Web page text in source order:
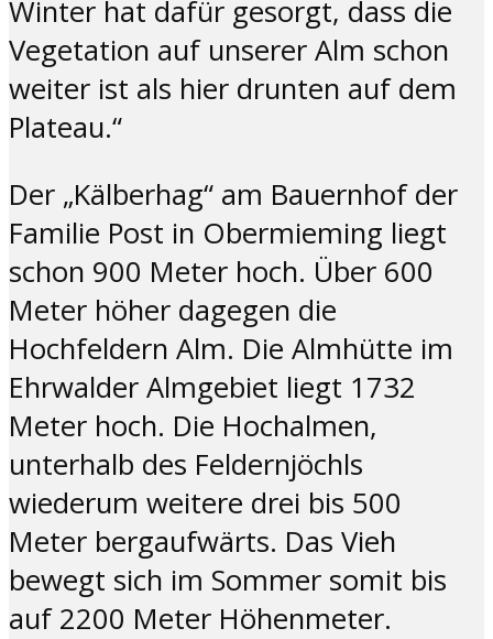
Winter hat dafür gesorgt, dass die
Vegetation auf unserer Alm schon
weiter ist als hier drunten auf dem
Plateau.“
Der „Kälberhag“ am Bauernhof der
Familie Post in Obermieming liegt
schon 900 Meter hoch. Über 600
Meter höher dagegen die
Hochfeldern Alm. Die Almhütte im
Ehrwalder Almgebiet liegt 1732
Meter hoch. Die Hochalmen,
unterhalb des Feldernjöchls
wiederum weitere drei bis 500
Meter bergaufwärts. Das Vieh
bewegt sich im Sommer somit bis
auf 2200 Meter Höhenmeter.